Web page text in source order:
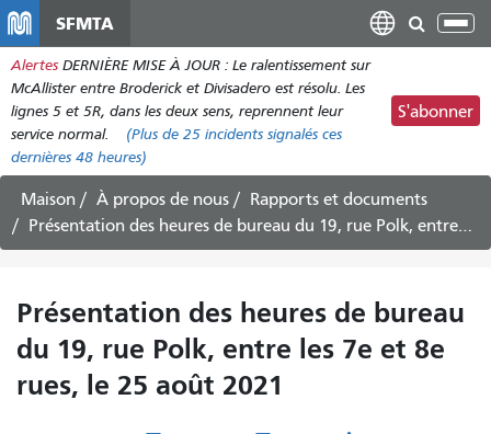
contenu
principal
SFMTA
Alertes DERNIÈRE MISE À JOUR : Le ralentissement sur
McAllister entre Broderick et Divisadero est résolu. Les
lignes 5 et 5R, dans les deux sens, reprennent leur
service normal.
(Plus de 25 incidents signalés ces
dernières 48 heures)
S'abonner
Maison À propos de nous
Rapports et documents
Présentation des heures de bureau du 19, rue Polk, entre les 7e et 8e rues, le 25 août 2021
Présentation des heures de bureau
du 19, rue Polk, entre les 7e et 8e
rues, le 25 août 2021